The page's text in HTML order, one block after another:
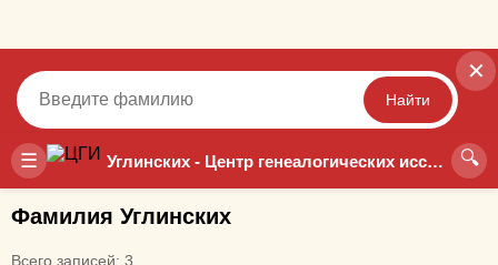
☰ Углинских - Центр генеалогических исследований 🔍
✕
Найти
Точный Неточный
Фамилия Углинских
Всего записей: 3